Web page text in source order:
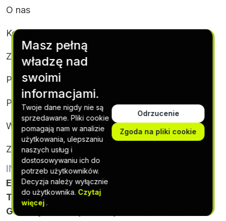
O nas
Kontakt
Zasady i warunki
Polityka plików cookie
Polityka prywatności
Warunki subskrypcji
Zrezygnuj z subskrypcji
INFORMACJE KONTAKTOWE
E-mail:support@softskillsphere.com
Telefon: +420 564 880 005
Godziny
Masz pełną
władzę nad
swoimi
informacjami.
Twoje dane nigdy nie są
sprzedawane. Pliki cookie
pomagają nam w analizie
użytkowania, ulepszaniu
naszych usług i
dostosowywaniu ich do
potrzeb użytkowników.
Decyzja należy wyłącznie
do użytkownika. Czytaj
więcej .
Odrzucenie
Zgoda na pliki cookie